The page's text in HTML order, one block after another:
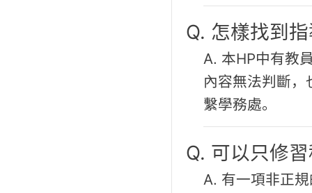
Q. 怎樣找到
A. 本HP中有教
內容無法判斷
繫學務處。
Q. 可以只修
A. 有一項非正